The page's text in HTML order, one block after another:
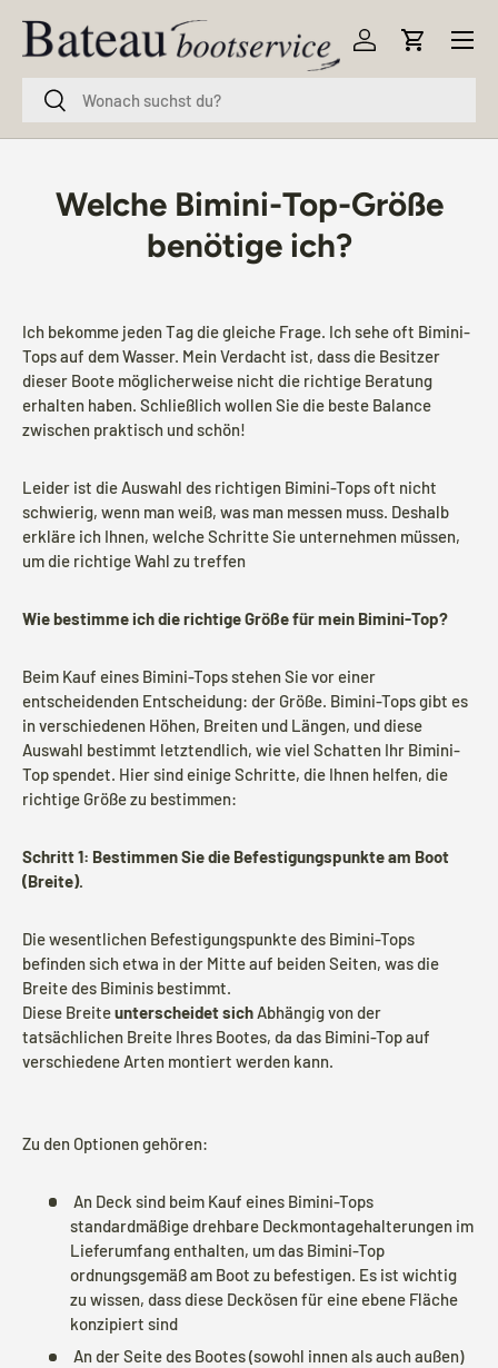
Direkt zum Inhalt
SuchenSuchen
Einloggen
Menü
Welche Bimini-Top-Größe
benötige ich?
Ich bekomme jeden Tag die gleiche Frage. Ich sehe oft Bimini-
Tops auf dem Wasser. Mein Verdacht ist, dass die Besitzer
dieser Boote möglicherweise nicht die richtige Beratung
erhalten haben. Schließlich wollen Sie die beste Balance
zwischen praktisch und schön!
Leider ist die Auswahl des richtigen Bimini-Tops oft nicht
schwierig, wenn man weiß, was man messen muss. Deshalb
erkläre ich Ihnen, welche Schritte Sie unternehmen müssen,
um die richtige Wahl zu treffen
Wie bestimme ich die richtige Größe für mein Bimini-Top?
Beim Kauf eines Bimini-Tops stehen Sie vor einer
entscheidenden Entscheidung: der Größe. Bimini-Tops gibt es
in verschiedenen Höhen, Breiten und Längen, und diese
Auswahl bestimmt letztendlich, wie viel Schatten Ihr Bimini-
Top spendet. Hier sind einige Schritte, die Ihnen helfen, die
richtige Größe zu bestimmen:
Schritt 1: Bestimmen Sie die Befestigungspunkte am Boot
(Breite).
Die wesentlichen Befestigungspunkte des Bimini-Tops
befinden sich etwa in der Mitte auf beiden Seiten, was die
Breite des Biminis bestimmt.
Diese Breiteunterscheidet sich Abhängig von der
tatsächlichen Breite Ihres Bootes, da das Bimini-Top auf
verschiedene Arten montiert werden kann.
Zu den Optionen gehören:
An Deck sind beim Kauf eines Bimini-Tops
standardmäßige drehbare Deckmontagehalterungen im
Lieferumfang enthalten, um das Bimini-Top
ordnungsgemäß am Boot zu befestigen. Es ist wichtig
zu wissen, dass diese Deckösen für eine ebene Fläche
konzipiert sind
An der Seite des Bootes (sowohl innen als auch außen)